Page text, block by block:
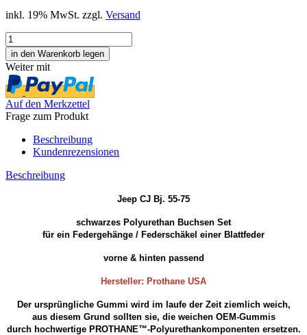
inkl. 19% MwSt. zzgl. Versand
Weiter mit
Auf den Merkzettel
Frage zum Produkt
Beschreibung
Kundenrezensionen
Beschreibung
Jeep CJ Bj. 55-75
schwarzes Polyurethan Buchsen Set
für ein Federgehänge / Federschäkel einer Blattfeder
vorne & hinten passend
Hersteller: Prothane USA
Der ursprüngliche Gummi wird im laufe der Zeit ziemlich weich,
aus diesem Grund sollten sie, die weichen OEM-Gummis
durch hochwertige PROTHANE™-Polyurethankomponenten ersetzen.